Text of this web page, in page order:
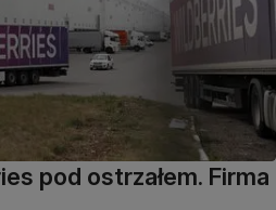
pod ostrzałem. Firma